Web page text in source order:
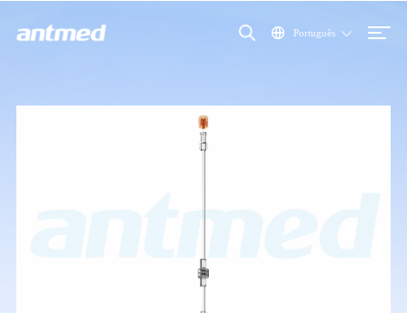
Português